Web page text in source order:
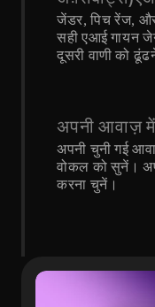
जेंडर, पिच रेंज,
सही एआई गायन
दूसरी वाणी को
अपनी आवाज़
अपनी चुनी गई
वोकल को सुनें।
करना चुनें।